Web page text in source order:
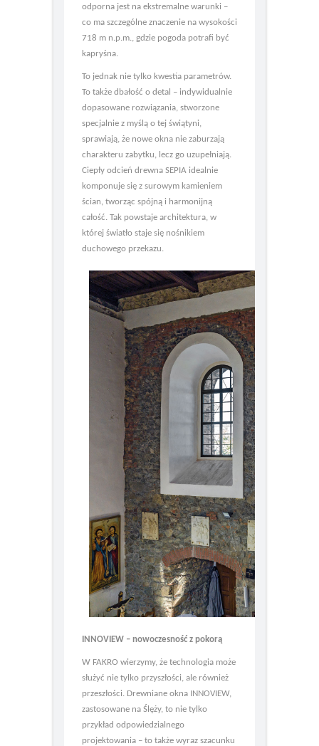
akustyczne, a ich solidna konstrukcja
odporna jest na ekstremalne warunki –
co ma szczególne znaczenie na wysokości
718 m n.p.m., gdzie pogoda potrafi być
To jednak nie tylko kwestia parametrów.
To także dbałość o detal – indywidualnie
dopasowane rozwiązania, stworzone
specjalnie z myślą o tej świątyni,
sprawiają, że nowe okna nie zaburzają
charakteru zabytku, lecz go uzupełniają.
Ciepły odcień drewna SEPIA idealnie
komponuje się z surowym kamieniem
ścian, tworząc spójną i harmonijną
całość. Tak powstaje architektura, w
której światło staje się nośnikiem
W FAKRO wierzymy, że technologia może
służyć nie tylko przyszłości, ale również
przeszłości. Drewniane okna INNOVIEW,
zastosowane na Ślęży, to nie tylko
przykład odpowiedzialnego